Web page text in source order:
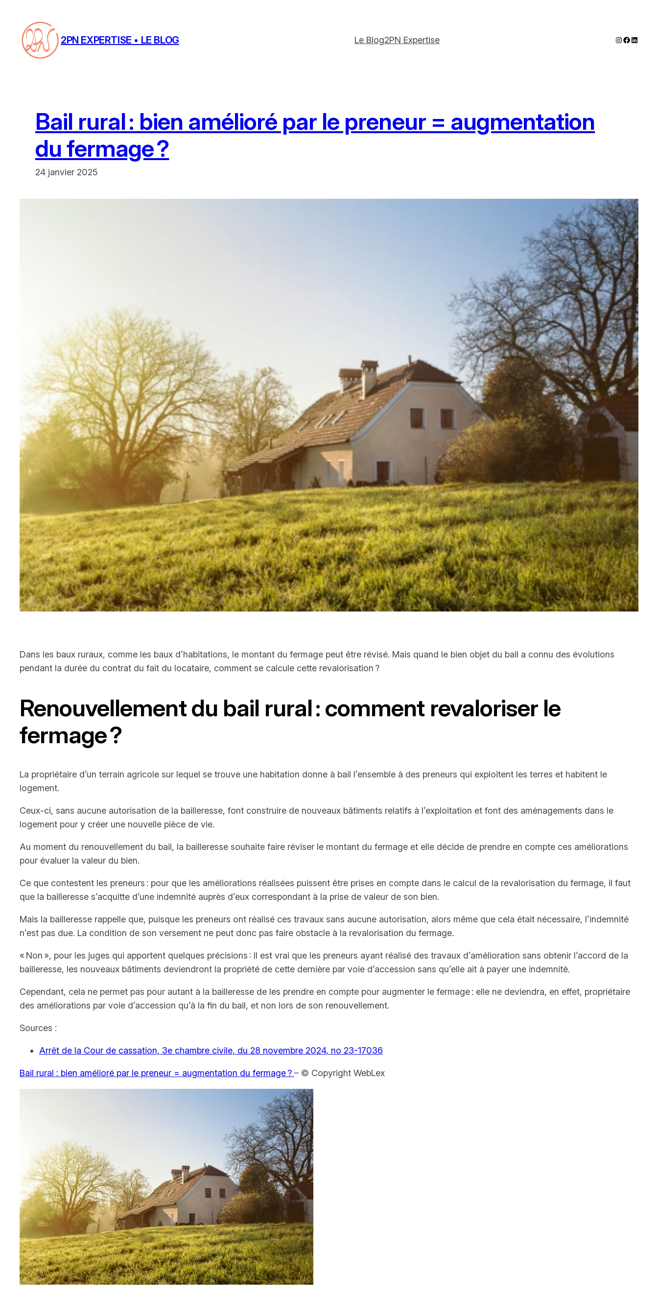
contenu
2PN EXPERTISE • LE BLOG Le Blog2PN Expertise Instagram
Bail rural : bien amélioré par le preneur = augmentation
du fermage ?
24 janvier 2025
Dans les baux ruraux, comme les baux d’habitations, le montant du fermage peut être révisé. Mais quand le bien objet du bail a connu des évolutions
pendant la durée du contrat du fait du locataire, comment se calcule cette revalorisation ?
Renouvellement du bail rural : comment revaloriser le
fermage ?
La propriétaire d’un terrain agricole sur lequel se trouve une habitation donne à bail l’ensemble à des preneurs qui exploitent les terres et habitent le
logement.
Ceux-ci, sans aucune autorisation de la bailleresse, font construire de nouveaux bâtiments relatifs à l’exploitation et font des aménagements dans le
logement pour y créer une nouvelle pièce de vie.
Au moment du renouvellement du bail, la bailleresse souhaite faire réviser le montant du fermage et elle décide de prendre en compte ces améliorations
pour évaluer la valeur du bien.
Ce que contestent les preneurs : pour que les améliorations réalisées puissent être prises en compte dans le calcul de la revalorisation du fermage, il faut
que la bailleresse s’acquitte d’une indemnité auprès d’eux correspondant à la prise de valeur de son bien.
Mais la bailleresse rappelle que, puisque les preneurs ont réalisé ces travaux sans aucune autorisation, alors même que cela était nécessaire, l’indemnité
n’est pas due. La condition de son versement ne peut donc pas faire obstacle à la revalorisation du fermage.
« Non », pour les juges qui apportent quelques précisions : Il est vrai que les preneurs ayant réalisé des travaux d’amélioration sans obtenir l’accord de la
bailleresse, les nouveaux bâtiments deviendront la propriété de cette dernière par voie d’accession sans qu’elle ait à payer une indemnité.
Cependant, cela ne permet pas pour autant à la bailleresse de les prendre en compte pour augmenter le fermage : elle ne deviendra, en effet, propriétaire
des améliorations par voie d’accession qu’à la fin du bail, et non lors de son renouvellement.
Sources :
Arrêt de la Cour de cassation, 3e chambre civile, du 28 novembre 2024, no 23-17036
Bail rural : bien amélioré par le preneur = augmentation du fermage ? – © Copyright WebLex